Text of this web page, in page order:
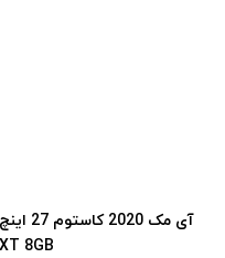
8GB